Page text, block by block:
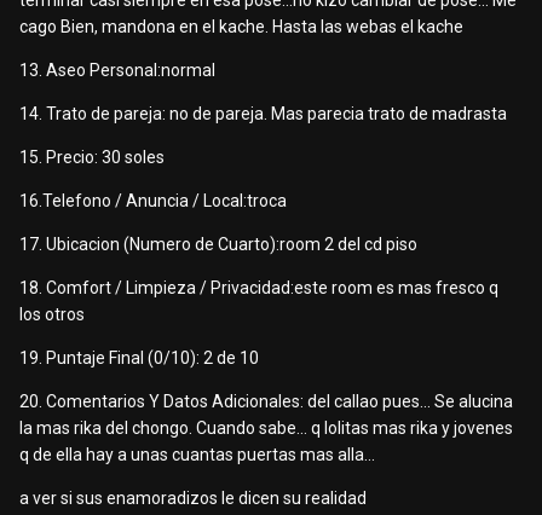
cago Bien, mandona en el kache. Hasta las webas el kache
13. Aseo Personal:normal
14. Trato de pareja: no de pareja. Mas parecia trato de madrasta
15. Precio: 30 soles
16.Telefono / Anuncia / Local:troca
17. Ubicacion (Numero de Cuarto):room 2 del cd piso
18. Comfort / Limpieza / Privacidad:este room es mas fresco q
los otros
19. Puntaje Final (0/10): 2 de 10
20. Comentarios Y Datos Adicionales: del callao pues... Se alucina
la mas rika del chongo. Cuando sabe... q lolitas mas rika y jovenes
q de ella hay a unas cuantas puertas mas alla...
a ver si sus enamoradizos le dicen su realidad